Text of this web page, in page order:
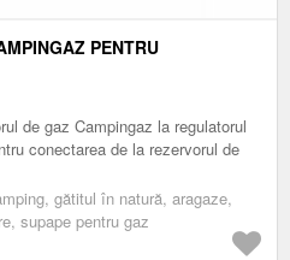
PENTRU
de gaz Campingaz la regulatorul
conectarea de la rezervorul de
gătitul în natură, aragaze,
supape pentru gaz